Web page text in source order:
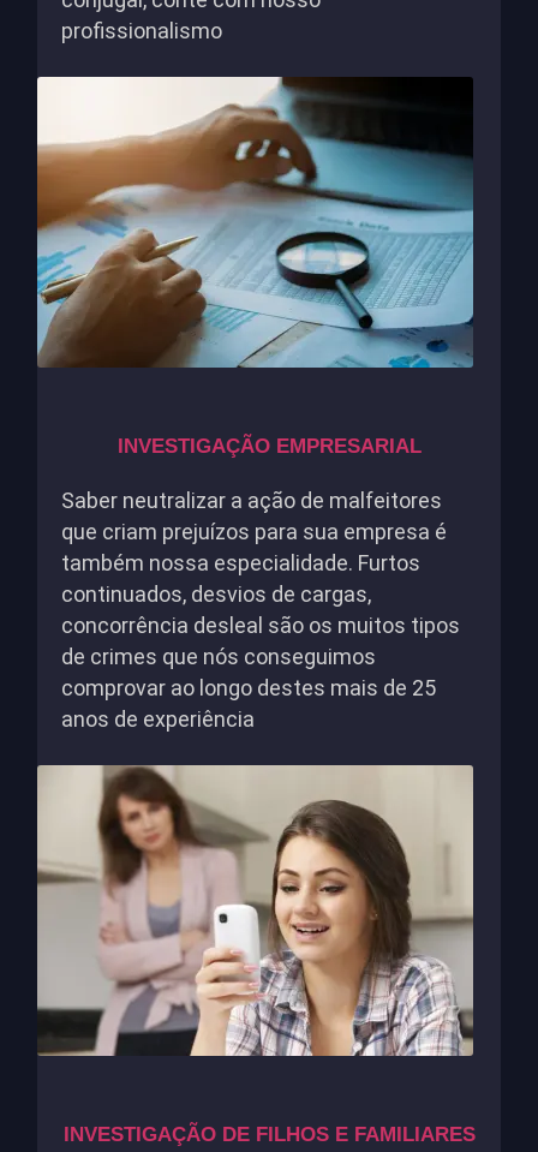
profissionalismo
INVESTIGAÇÃO EMPRESARIAL
Saber neutralizar a ação de malfeitores
que criam prejuízos para sua empresa é
também nossa especialidade. Furtos
continuados, desvios de cargas,
concorrência desleal são os muitos tipos
de crimes que nós conseguimos
comprovar ao longo destes mais de 25
anos de experiência
INVESTIGAÇÃO DE FILHOS E FAMILIARES